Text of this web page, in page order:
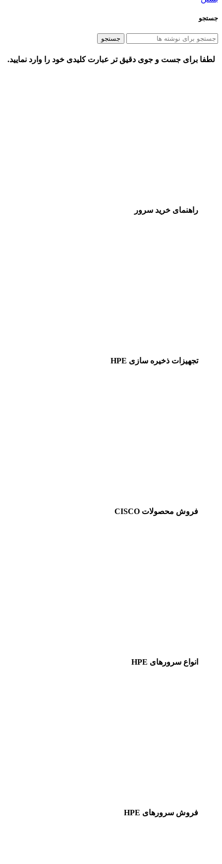
جستجو
جستجو
لطفا برای جست و جوی دقیق تر عبارت کلیدی خود را وارد نمایید.
راهنمای خرید سرور
تجهیزات ذخیره سازی HPE
فروش محصولات CISCO
انواع سرورهای HPE
فروش سرورهای HPE